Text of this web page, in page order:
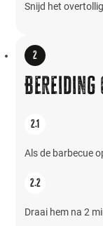
Snijd het
Bereiding
Als de barbecue
Draai hem na 2